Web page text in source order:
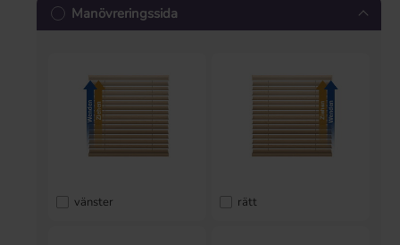
Manövreringssida
vänster rätt